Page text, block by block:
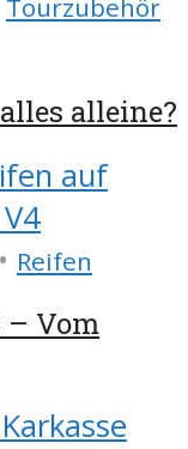
Tourzubehör
alleine?
• Reifen
– Vom